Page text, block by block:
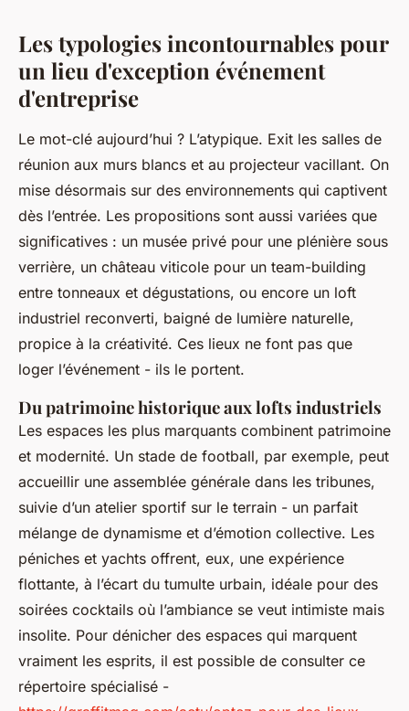
Les typologies incontournables pour
un lieu d'exception événement
d'entreprise
Le mot-clé aujourd’hui ? L’atypique. Exit les salles de
réunion aux murs blancs et au projecteur vacillant. On
mise désormais sur des environnements qui captivent
dès l’entrée. Les propositions sont aussi variées que
significatives : un musée privé pour une plénière sous
verrière, un château viticole pour un team-building
entre tonneaux et dégustations, ou encore un loft
industriel reconverti, baigné de lumière naturelle,
propice à la créativité. Ces lieux ne font pas que
loger l’événement - ils le portent.
Du patrimoine historique aux lofts industriels
Les espaces les plus marquants combinent patrimoine
et modernité. Un stade de football, par exemple, peut
accueillir une assemblée générale dans les tribunes,
suivie d’un atelier sportif sur le terrain - un parfait
mélange de dynamisme et d’émotion collective. Les
péniches et yachts offrent, eux, une expérience
flottante, à l’écart du tumulte urbain, idéale pour des
soirées cocktails où l’ambiance se veut intimiste mais
insolite. Pour dénicher des espaces qui marquent
vraiment les esprits, il est possible de consulter ce
répertoire spécialisé -